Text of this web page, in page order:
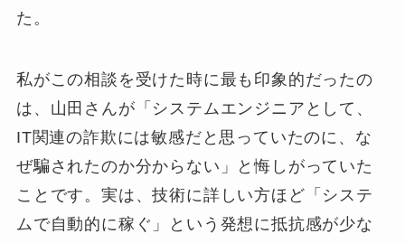
た。
私がこの相談を受けた時に最も印象的だったの
は、山田さんが「システムエンジニアとして、
IT関連の詐欺には敏感だと思っていたのに、な
ぜ騙されたのか分からない」と悔しがっていた
ことです。実は、技術に詳しい方ほど「システ
ムで自動的に稼ぐ」という発想に抵抗感が少な